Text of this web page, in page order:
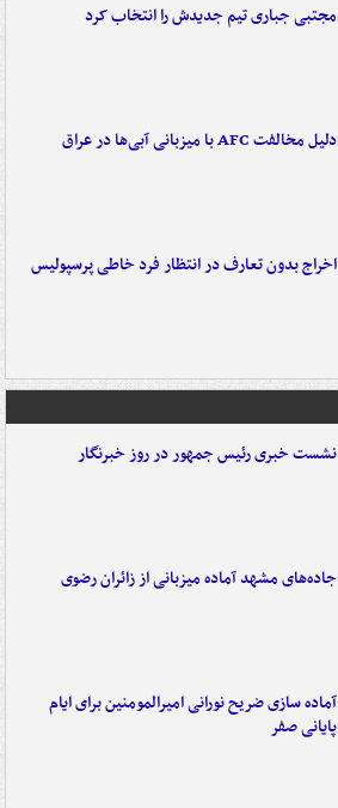
مجتبی جباری تیم جدیدش را انتخاب کرد
دلیل مخالفت AFC با میزبانی آبی‌ها در عراق
اخراج بدون تعارف در انتظار فرد خاطی پرسپولیس
نشست خبری رئیس جمهور در روز خبرنگار
جاده‌های مشهد آماده میزبانی از زائران رضوی
آماده سازی ضریح نورانی امیرالمومنین برای ایام
پایانی صفر